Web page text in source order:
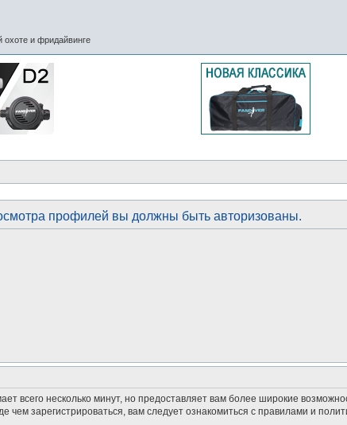
охоте и фридайвинге
профилей вы должны быть авторизованы.
всего несколько минут, но предоставляет вам более широкие
чем зарегистрироваться, вам следует ознакомиться с правилами и